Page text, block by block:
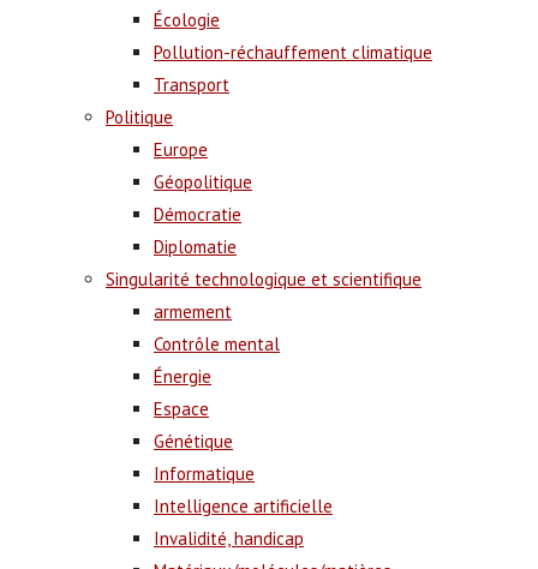
Écologie
Pollution-réchauffement climatique
Transport
Politique
Europe
Géopolitique
Démocratie
Diplomatie
Singularité technologique et scientifique
armement
Contrôle mental
Énergie
Espace
Génétique
Informatique
Intelligence artificielle
Invalidité, handicap